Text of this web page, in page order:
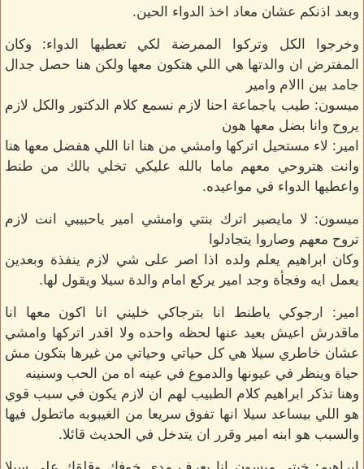
وبعد اذنكم عشان معاد اخذ الدواء الحين.
وخرجوا الكل وتركوا الممرضة لكي تعطيها الدواء: وكان
المفترض ان والدتها هي اللي هتكون معها ولكن هنا حصل جدال
جامد بين االام وامير
ميسون: طيب ياجماعة احنا لازم نسمع كلام الدكتور والكل لازم
يروح وانا بضل معها هون
امير: لاء مستحيل اتركها وامشي من هنا انا اللي هفضل معها هنا
وانت هتروحي معهم ماما بالله عليكي تخلي بالك من طنط
واعطيها الدواء في مواعيده.
ميسون: لا مايصير اترك بنتي وامشي امير ياحبيبي انت لازم
تروح معهم وصاروا يتجادلوا
وكان ابراهيم يعلم ولده اذا اصر على شي لازم ينفذة وبعدين
يعمل ايه وفجأة وجد امير يركع امام والدة سيلا ويقول لها.
امير: ارجوكي ياطنط انا بترجاكي خليني انا اكون معها انا
ماقدرش اعيش بعيد عنها لحظه واحده ولا اقدر اتركها وامشي
عشان خاطري سيلا هي كل حياتي وحياتي من غيرها بتكون مش
حياة وينظر في عيونها والدموع في عينه اه من الحب وسنينه
وهنا تذكر ابراهيم كلام الطبيب لهم ان لازم يكون في سبب قوي
هو اللي بيساعد سيلا انها تفوق سريعا من الغيبوبه ماتطول فيها
والسبب هو ابنه امير وقرر ان يتدخل في الحديث قائلا.